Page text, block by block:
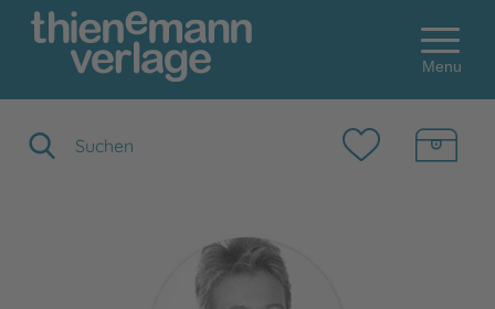
Menu